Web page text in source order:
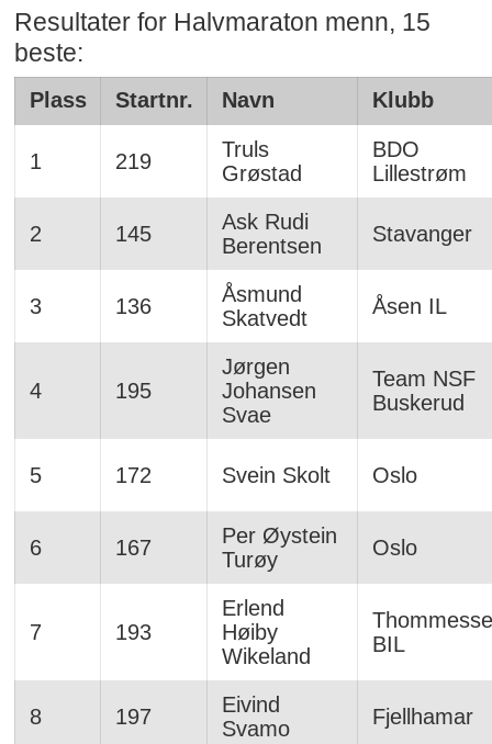
Resultater for Halvmaraton menn, 15
beste:
Plass Startnr. Navn Klubb
1 219
Truls
Grøstad
BDO
Lillestrøm
2 145
Ask Rudi
Berentsen
Stavanger
3 136
Åsmund
Skatvedt
Åsen IL
4 195
Jørgen
Johansen
Svae
Team NSF
Buskerud
5 172 Svein Skolt Oslo
6 167
Per Øystein
Turøy
Oslo
7 193
Erlend
Høiby
Wikeland
BIL
8 197
Eivind
Svamo
Fjellhamar